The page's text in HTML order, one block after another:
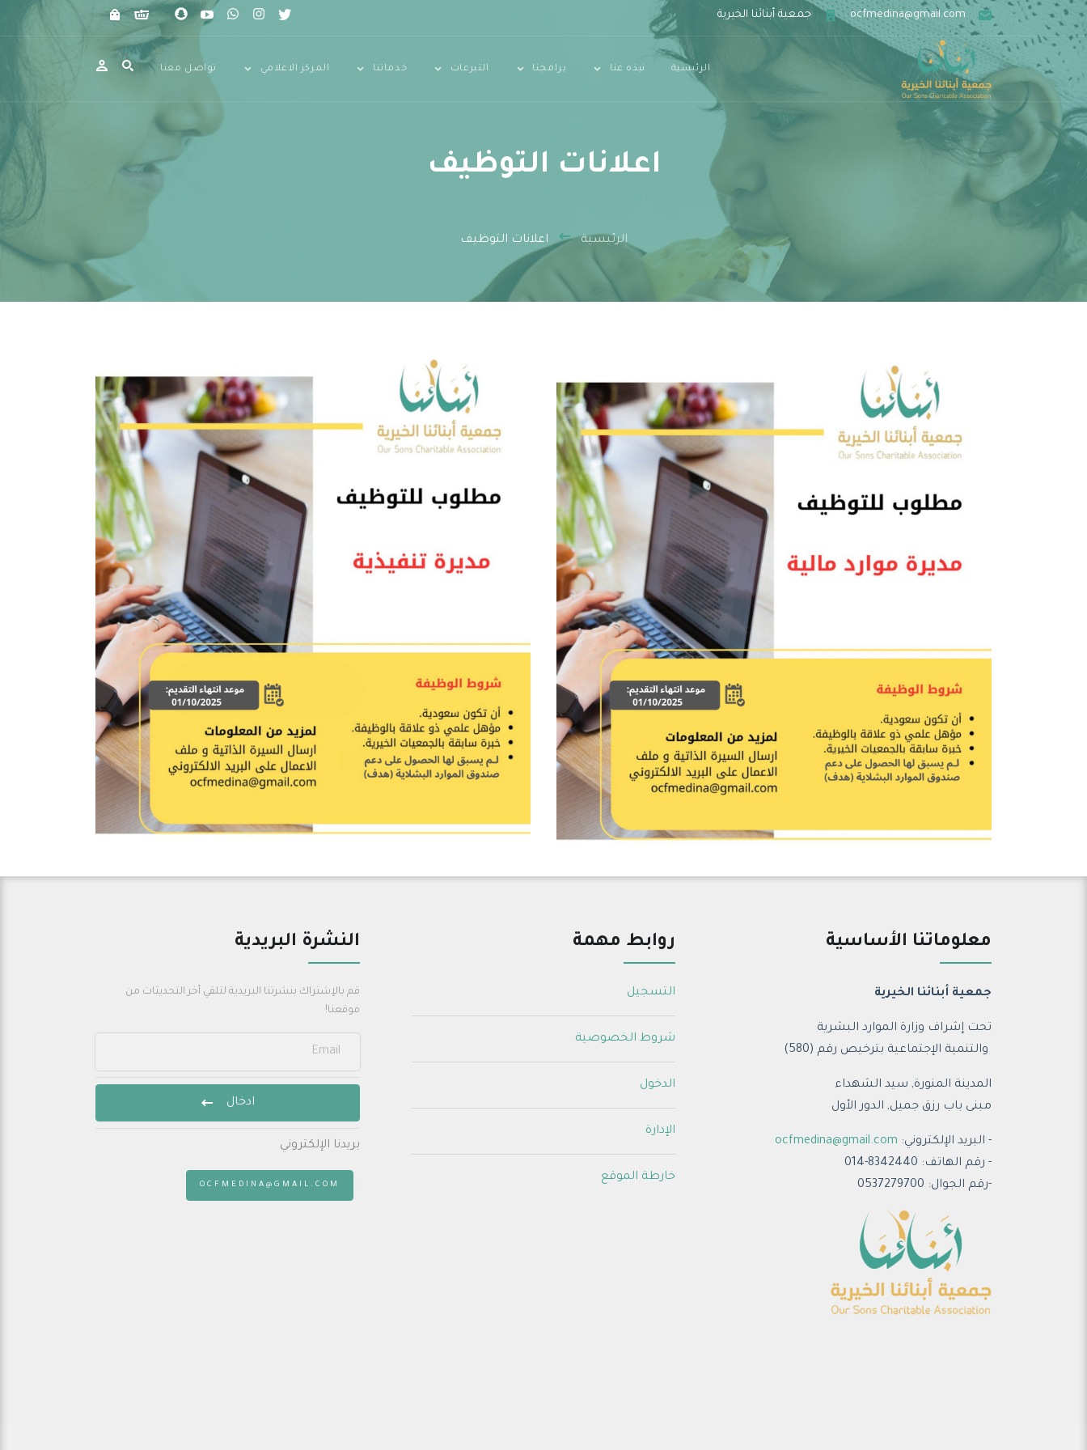
ocfmedina@gmail.com جمعية أبنائنا الخيرية
الرئيسية نبذه عنا برامجنا التبرعات خدماتنا المركز الاعلامي تواصل معنا
اعلانات التوظيف
الرئيسية اعلانات التوظيف
معلوماتنا الأساسية
جمعية أبنائنا الخيرية
تحت إشراف وزارة الموارد البشرية
والتنمية الإجتماعية بترخيص رقم (580)
المدينة المنورة, سيد الشهداء
مبنى باب رزق جميل, الدور الأول
- البريد الإلكتروني: ocfmedina@gmail.com
- رقم الهاتف: 8342440-014
-رقم الجوال: 0537279700
روابط مهمة
التسجيل
شروط الخصوصية
الدخول
الإدارة
خارطة الموقع
النشرة البريدية
قم بالإشتراك بنشرتنا البريدية لتلقي أخر التحديثات من
موقعنا!
ادخال
بريدنا الإلكتروني
OCFMEDINA@GMAIL.COM